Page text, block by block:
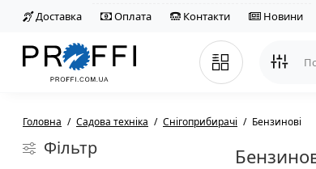
Доставка Оплата Контакти Новини
Головна Садова техніка Снігоприбирачі Бензинові
Фільтр